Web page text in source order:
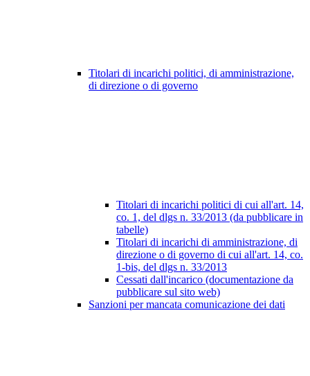
Titolari di incarichi politici, di amministrazione,
di direzione o di governo
Titolari di incarichi politici di cui all'art. 14,
co. 1, del dlgs n. 33/2013 (da pubblicare in
tabelle)
Titolari di incarichi di amministrazione, di
direzione o di governo di cui all'art. 14, co.
1-bis, del dlgs n. 33/2013
Cessati dall'incarico (documentazione da
pubblicare sul sito web)
Sanzioni per mancata comunicazione dei dati